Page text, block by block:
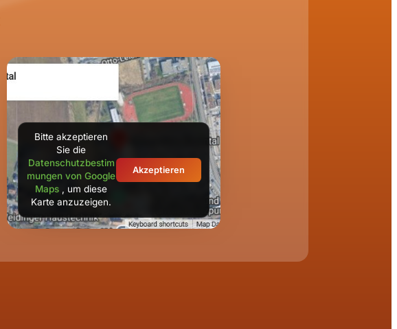
Bitte akzeptieren
Sie die
Datenschutzbestim
mungen von Google
Maps , um diese
Karte anzuzeigen.
Akzeptieren